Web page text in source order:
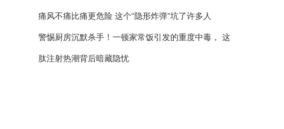
痛风不痛比痛更危险 这个“隐形炸弹”坑了许多人
警惕厨房沉默杀手！一顿家常饭引发的重度中毒， 这
肽注射热潮背后暗藏隐忧